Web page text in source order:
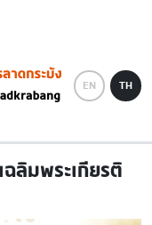
EN TH
ลิมพระเกียรติ